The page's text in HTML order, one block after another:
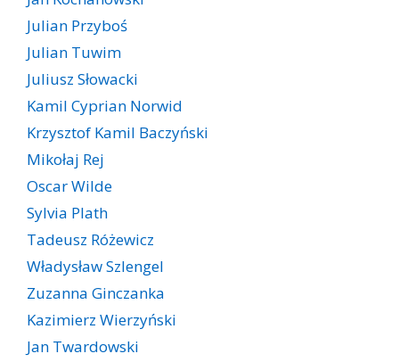
Julian Przyboś
Julian Tuwim
Juliusz Słowacki
Kamil Cyprian Norwid
Krzysztof Kamil Baczyński
Mikołaj Rej
Oscar Wilde
Sylvia Plath
Tadeusz Różewicz
Władysław Szlengel
Zuzanna Ginczanka
Kazimierz Wierzyński
Jan Twardowski